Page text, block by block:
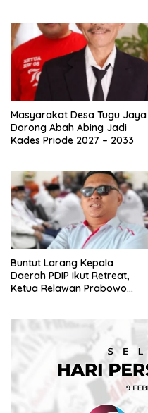
Masyarakat Desa Tugu Jaya
Dorong Abah Abing Jadi
Kades Priode 2027 – 2033
Buntut Larang Kepala
Daerah PDIP Ikut Retreat,
Ketua Relawan Prabowo